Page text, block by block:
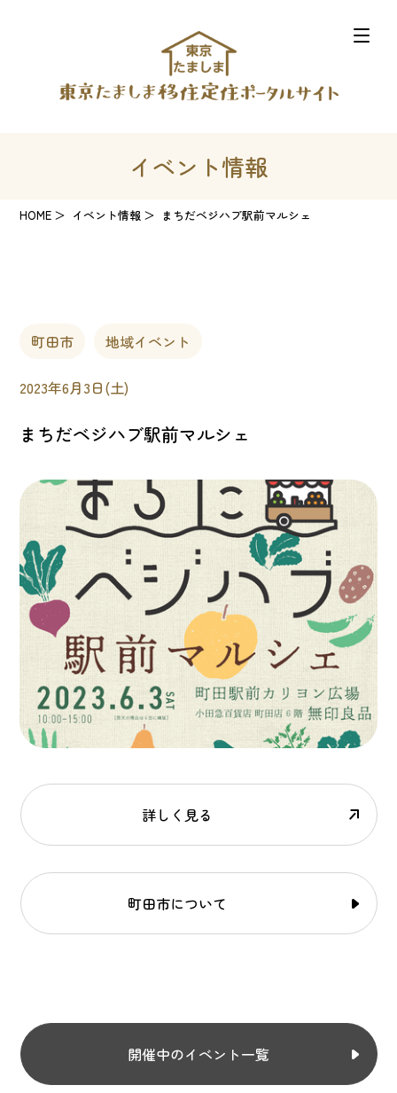
イベント情報
HOME イベント情報 まちだベジハブ駅前マルシェ
町田市 地域イベント
2023年6月3日(土)
まちだベジハブ駅前マルシェ
詳しく見る
町田市について
開催中のイベント一覧